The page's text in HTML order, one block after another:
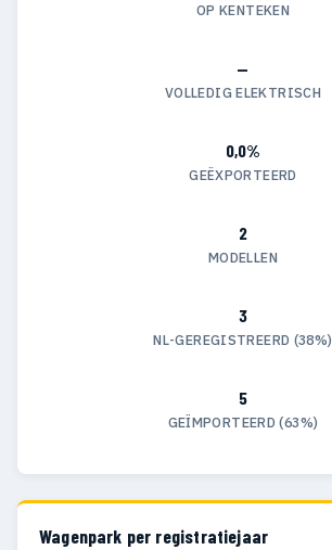
OP KENTEKEN
—
VOLLEDIG ELEKTRISCH
0,0%
GEËXPORTEERD
2
MODELLEN
3
NL-GEREGISTREERD (38%)
5
GEÏMPORTEERD (63%)
Wagenpark per registratiejaar